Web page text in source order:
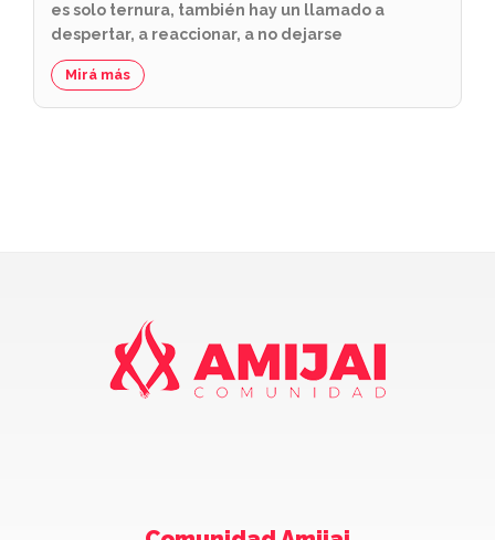
es solo ternura, también hay un llamado a
despertar, a reaccionar, a no dejarse
Mirá más